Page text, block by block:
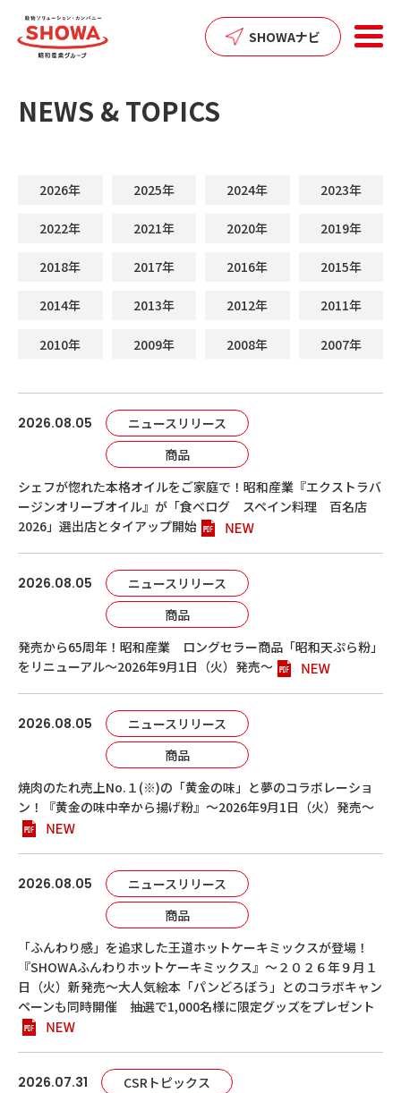
SHOWAナビ
NEWS & TOPICS
2026年 2025年 2024年 2023年
2022年 2021年 2020年 2019年
2018年 2017年 2016年 2015年
2014年 2013年 2012年 2011年
2010年 2009年 2008年 2007年
2026.08.05
ニュースリリース
商品
シェフが惚れた本格オイルをご家庭で！昭和産業『エクストラバ
ージンオリーブオイル』が「食べログ スペイン料理 百名店
2026」選出店とタイアップ開始
2026.08.05
ニュースリリース
商品
発売から65周年！昭和産業 ロングセラー商品「昭和天ぷら粉」
をリニューアル～2026年9月1日（火）発売～
2026.08.05
ニュースリリース
商品
焼肉のたれ売上No.１(※)の「黄金の味」と夢のコラボレーショ
ン！『黄金の味中辛から揚げ粉』～2026年9月1日（火）発売～
2026.08.05
ニュースリリース
商品
「ふんわり感」を追求した王道ホットケーキミックスが登場！
『SHOWAふんわりホットケーキミックス』～２０２６年９月１
日（火）新発売～大人気絵本「パンどろぼう」とのコラボキャン
ペーンも同時開催 抽選で1,000名様に限定グッズをプレゼント
2026.07.31
CSRトピックス